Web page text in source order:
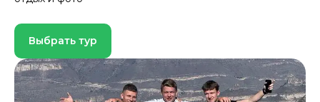
Выбрать тур